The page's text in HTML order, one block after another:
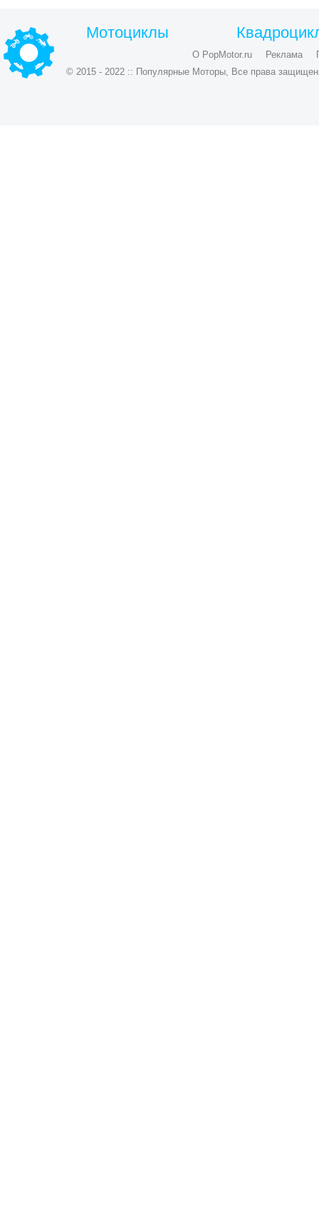
Мотоциклы
О PopMotor.ru Реклама
© 2015 - 2022 :: Популярные Моторы, Все права